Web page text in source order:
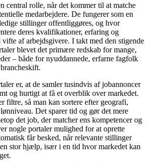
central rolle, når det kommer til at matche
medarbejdere. De fungerer som en
stillinger offentliggøres, og hvor
deres kvalifikationer, erfaring og
af arbejdsgivere. I takt med den stigende
blevet det primære redskab for mange,
– både for nyuddannede, erfarne fagfolk
er, at de samler tusindvis af jobannoncer
og hurtigt at få et overblik over markedet.
filtre, så man kan sortere efter geografi,
Det sparer tid og gør det mere
det job, der matcher ens kompetencer og
nogle portaler mulighed for at oprette
får besked, når relevante stillinger
stor hjælp, især i en tid hvor markedet kan